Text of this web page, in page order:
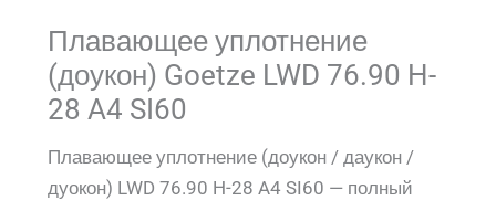
Плавающее уплотнение
(доукон) Goetze LWD 76.90 H-
28 A4 SI60
Плавающее уплотнение (доукон / даукон /
дуокон) LWD 76.90 H-28 A4 SI60 — полный